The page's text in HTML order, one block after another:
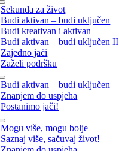
Sekunda za život
Budi aktivan – budi uključen
Budi kreativan i aktivan
Budi aktivan – budi uključen II
Zajedno jači
Zaželi podršku
Budi aktivan – budi uključen
Znanjem do uspjeha
Postanimo jači!
Mogu više, mogu bolje
Saznaj više, sačuvaj život!